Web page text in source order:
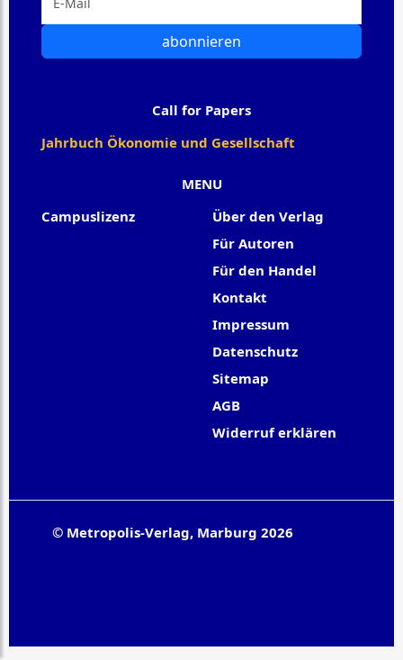
MENU
Campuslizenz
Über den Verlag
Für Autoren
Für den Handel
Kontakt
Impressum
Datenschutz
Sitemap
AGB
Widerruf erklären
abonnieren
Call for Papers
Jahrbuch Ökonomie und Gesellschaft
© Metropolis-Verlag, Marburg 2026